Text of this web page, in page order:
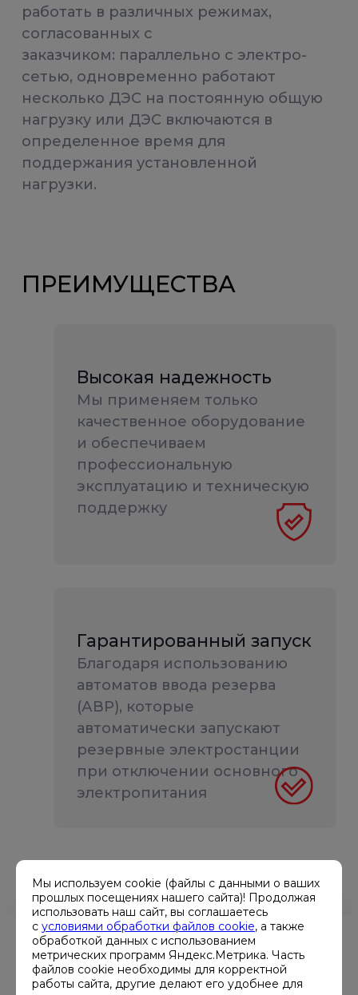
работать в различных режимах,
согласованных с
заказчиком: параллельно с электро-
сетью, одновременно работают
несколько ДЭС на постоянную общую
нагрузку или ДЭС включаются в
определенное время для
поддержания установленной
нагрузки.
ПРЕИМУЩЕСТВА
Высокая надежность
Мы применяем только
качественное оборудование
и обеспечиваем
профессиональную
эксплуатацию и техническую
поддержку
Гарантированный запуск
Благодаря использованию
автоматов ввода резерва
(АВР), которые
автоматически запускают
резервные электростанции
при отключении основного
электропитания
Мы используем cookie (файлы с данными о ваших
прошлых посещениях нашего сайта)! Продолжая
использовать наш сайт, вы соглашаетесь
с условиями обработки файлов cookie, а также
обработкой данных с использованием
метрических программ Яндекс.Метрика. Часть
файлов cookie необходимы для корректной
работы сайта, другие делают его удобнее для